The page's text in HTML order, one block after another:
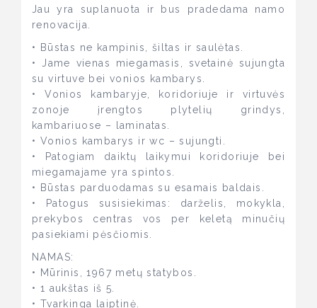
Jau yra suplanuota ir bus pradedama namo
renovacija.
• Būstas ne kampinis, šiltas ir saulėtas.
• Jame vienas miegamasis, svetainė sujungta
su virtuve bei vonios kambarys.
• Vonios kambaryje, koridoriuje ir virtuvės
zonoje įrengtos plytelių grindys,
kambariuose – laminatas.
• Vonios kambarys ir wc – sujungti.
• Patogiam daiktų laikymui koridoriuje bei
miegamajame yra spintos.
• Būstas parduodamas su esamais baldais.
• Patogus susisiekimas: darželis, mokykla,
prekybos centras vos per keletą minučių
pasiekiami pėsčiomis.
NAMAS:
• Mūrinis, 1967 metų statybos.
• 1 aukštas iš 5.
• Tvarkinga laiptinė.